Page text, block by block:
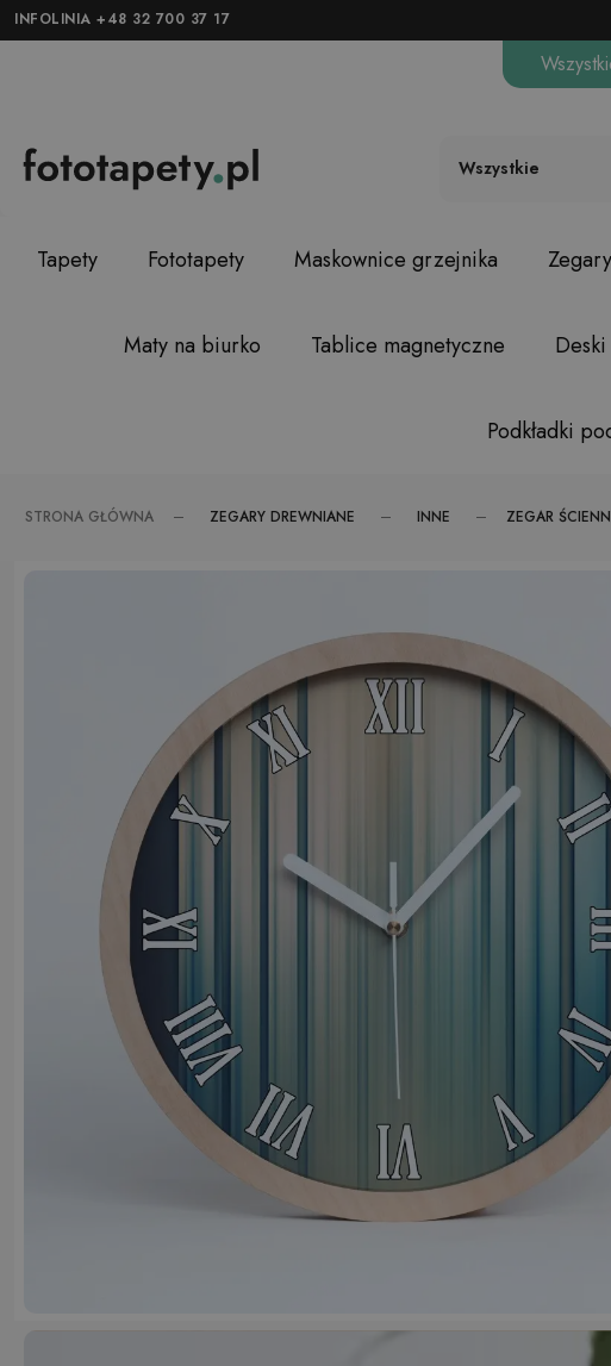
INFOLINIA +48 32 700 37 17
Wszystkie
Tapety Fototapety Maskownice grzejnika
Maty na biurko Tablice magnetyczne
Podkładki
STRONA GŁÓWNA ZEGARY DREWNIANE INNE ZEGAR